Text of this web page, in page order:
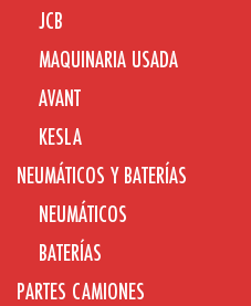
JCB
MAQUINARIA USADA
AVANT
KESLA
NEUMÁTICOS Y BATERÍAS
NEUMÁTICOS
BATERÍAS
PARTES CAMIONES